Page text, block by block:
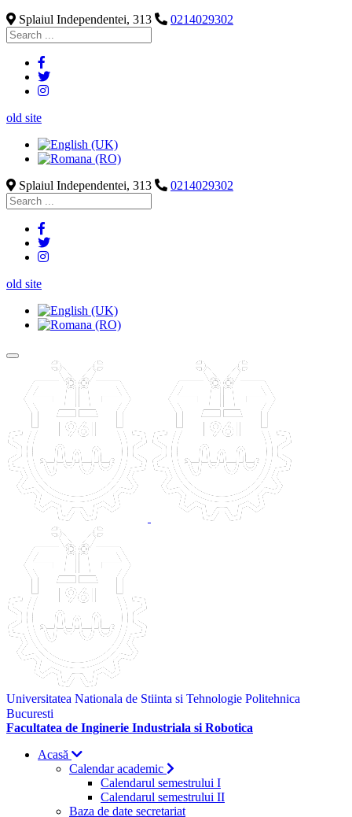
Splaiul Independentei, 313
0214029302
old site
Splaiul Independentei, 313 0214029302
old site
Universitatea Nationala de Stiinta si Tehnologie Politehnica
Bucuresti
Facultatea de Inginerie Industriala si Robotica
Acasă
Calendar academic
Calendarul semestrului I
Calendarul semestrului II
Baza de date secretariat